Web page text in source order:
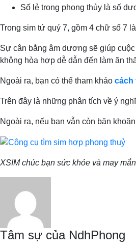
Số lẻ trong phong thủy là số
Trong sim tứ quý 7, gồm 4 chữ số 7
Sự cân bằng âm dương sẽ giúp
không hòa hợp dễ dẫn đến làm ăn
Ngoài ra, bạn có thể tham khảo cách
Trên đây là những phân tích về ý
Ngoài ra, nếu bạn vẫn còn băn
XSIM chúc bạn sức khỏe và may
Tâm sự của NdhPhong